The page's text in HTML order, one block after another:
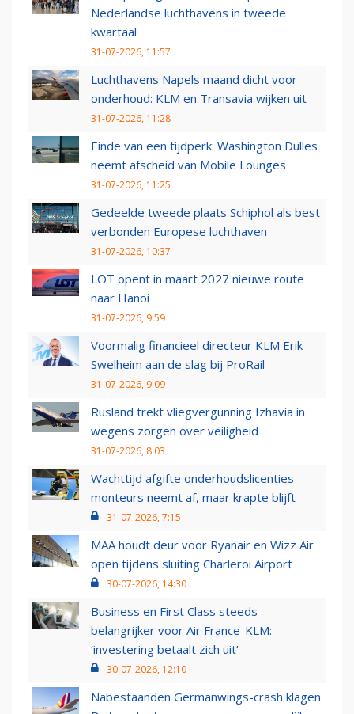
Nederlandse luchthavens in tweede
kwartaal
31-07-2026, 11:57
Luchthavens Napels maand dicht voor
onderhoud: KLM en Transavia wijken uit
31-07-2026, 11:28
Einde van een tijdperk: Washington Dulles
neemt afscheid van Mobile Lounges
31-07-2026, 11:25
Gedeelde tweede plaats Schiphol als best
verbonden Europese luchthaven
31-07-2026, 10:37
LOT opent in maart 2027 nieuwe route
naar Hanoi
31-07-2026, 9:59
Voormalig financieel directeur KLM Erik
Swelheim aan de slag bij ProRail
31-07-2026, 9:09
Rusland trekt vliegvergunning Izhavia in
wegens zorgen over veiligheid
31-07-2026, 8:03
Wachttijd afgifte onderhoudslicenties
monteurs neemt af, maar krapte blijft
31-07-2026, 7:15
MAA houdt deur voor Ryanair en Wizz Air
open tijdens sluiting Charleroi Airport
30-07-2026, 14:30
Business en First Class steeds
belangrijker voor Air France-KLM:
‘investering betaalt zich uit’
30-07-2026, 12:10
Nabestaanden Germanwings-crash klagen